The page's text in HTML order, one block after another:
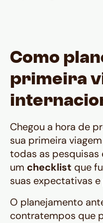
Como
primeira
Chegou a hora de
sua primeira
todas as
um checklist que
suas expectativas e
O planejamento
contratempos que